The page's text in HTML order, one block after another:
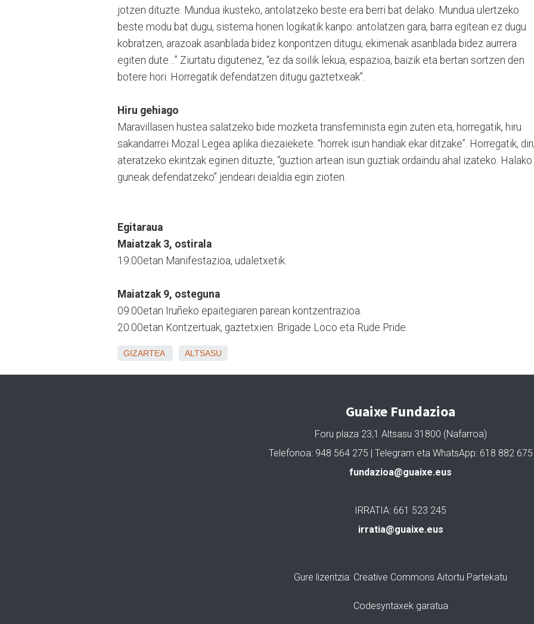
jotzen dituzte. Mundua ikusteko, antolatzeko beste era berri bat delako. Mundua ulertzeko
beste modu bat dugu, sistema honen logikatik kanpo: antolatzen gara, barra egitean ez dugu
kobratzen, arazoak asanblada bidez konpontzen ditugu, ekimenak asanblada bidez aurrera
egiten dute…” Ziurtatu digutenez, “ez da soilik lekua, espazioa, baizik eta bertan sortzen den
botere hori. Horregatik defendatzen ditugu gaztetxeak”.
Hiru gehiago
Maravillasen hustea salatzeko bide mozketa transfeminista egin zuten eta, horregatik, hiru
sakandarrei Mozal Legea aplika diezaiekete. “horrek isun handiak ekar ditzake”. Horregatik,
ateratzeko ekintzak eginen dituzte, “guztion artean isun guztiak ordaindu ahal izateko. Halako
guneak defendatzeko” jendeari deialdia egin zioten.
Egitaraua
Maiatzak 3, ostirala
19:00etan Manifestazioa, udaletxetik.
Maiatzak 9, osteguna
09:00etan Iruñeko epaitegiaren parean kontzentrazioa.
20:00etan Kontzertuak, gaztetxien: Brigade Loco eta Rude Pride.
GIZARTEA ALTSASU
Guaixe Fundazioa
Foru plaza 23,1 Altsasu 31800 (Nafarroa)
Telefonoa: 948 564 275 | Telegram eta WhatsApp: 618 882 675
fundazioa@guaixe.eus
IRRATIA: 661 523 245
irratia@guaixe.eus
Gure lizentzia: Creative Commons Aitortu Partekatu
Codesyntaxek garatua